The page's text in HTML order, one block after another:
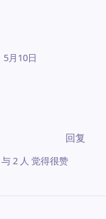
5月10日
回复
与2 人 觉得很赞